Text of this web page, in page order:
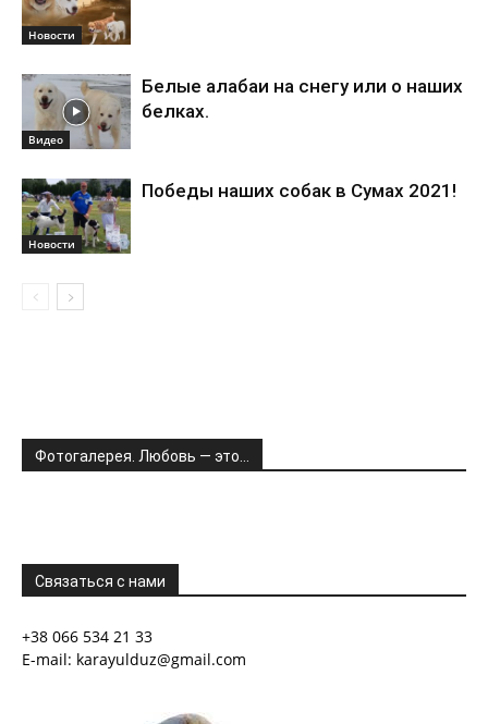
Новости
Видео
Белые алабаи на снегу или о наших
белках.
Новости
Победы наших собак в Сумах 2021!
Фотогалерея. Любовь — это…
Связаться с нами
+38 066 534 21 33
E-mail: karayulduz@gmail.com